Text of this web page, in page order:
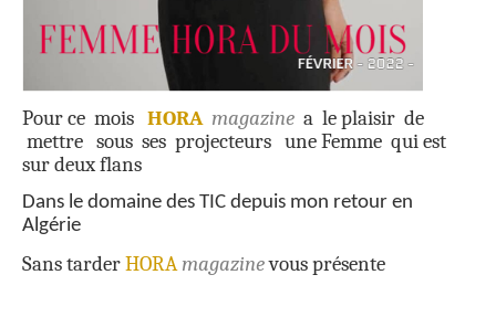
Pour ce mois HORA magazine a le plaisir de
mettre sous ses projecteurs une Femme qui est
sur deux flans
Dans le domaine des TIC depuis mon retour en
Algérie
Sans tarderHORA magazinevous présente